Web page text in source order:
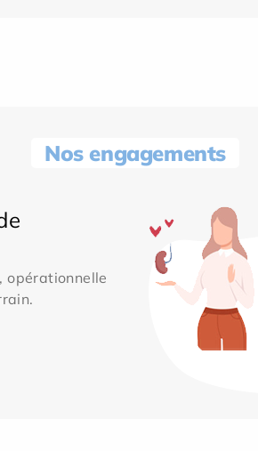
Nos engagements
opérationnelle